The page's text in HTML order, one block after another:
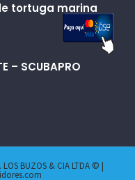
tortuga marina
– SCUBAPRO
BUZOS & CIA LTDA © |